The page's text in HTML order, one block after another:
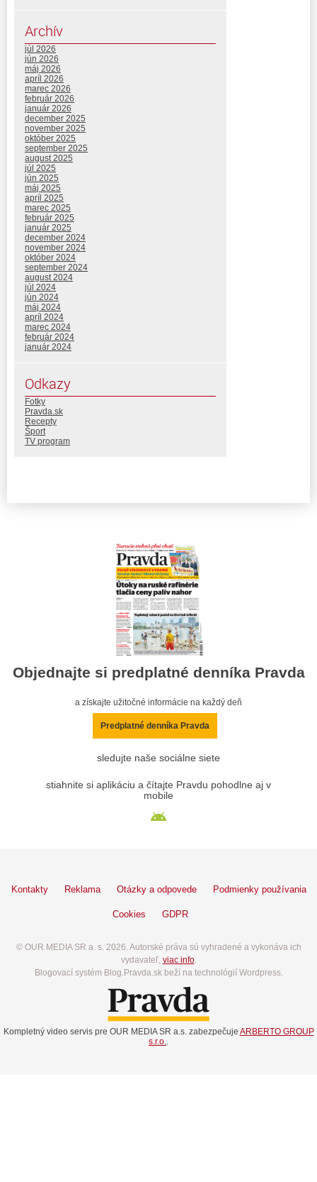
Archív
júl 2026
jún 2026
máj 2026
apríl 2026
marec 2026
február 2026
január 2026
december 2025
november 2025
október 2025
september 2025
august 2025
júl 2025
jún 2025
máj 2025
apríl 2025
marec 2025
február 2025
január 2025
december 2024
november 2024
október 2024
september 2024
august 2024
júl 2024
jún 2024
máj 2024
apríl 2024
marec 2024
február 2024
január 2024
Odkazy
Fotky
Pravda.sk
Recepty
Šport
TV program
Objednajte si predplatné denníka Pravda
a získajte užitočné informácie na každý deň
Predplatné denníka Pravda
sledujte naše sociálne siete
stiahnite si aplikáciu a čítajte Pravdu pohodlne aj v
mobile
Kontakty Reklama Otázky a odpovede Podmienky používania
Cookies GDPR
© OUR MEDIA SR a. s. 2026. Autorské práva sú vyhradené a vykonáva ich
vydavateľ, viac info.
Blogovací systém Blog.Pravda.sk beží na technológií Wordpress.
Kompletný video servis pre OUR MEDIA SR a.s. zabezpečuje ARBERTO GROUP
s.r.o.